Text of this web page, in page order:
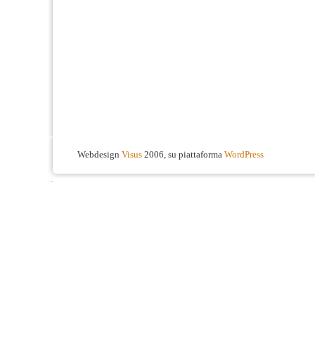
Webdesign Visus 2006, su piattaforma WordPress